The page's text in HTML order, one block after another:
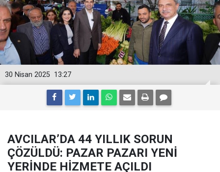
13:27
30 Nisan 2025
AVCILAR’DA 44 YILLIK SORUN
ÇÖZÜLDÜ: PAZAR PAZARI YENİ
YERİNDE HİZMETE AÇILDI